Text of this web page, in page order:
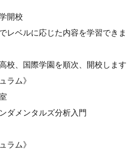
開校
レベルに応じた内容を学習できま
校、国際学園を順次、開校します
ラム》
ダメンタルズ分析入門
ラム》